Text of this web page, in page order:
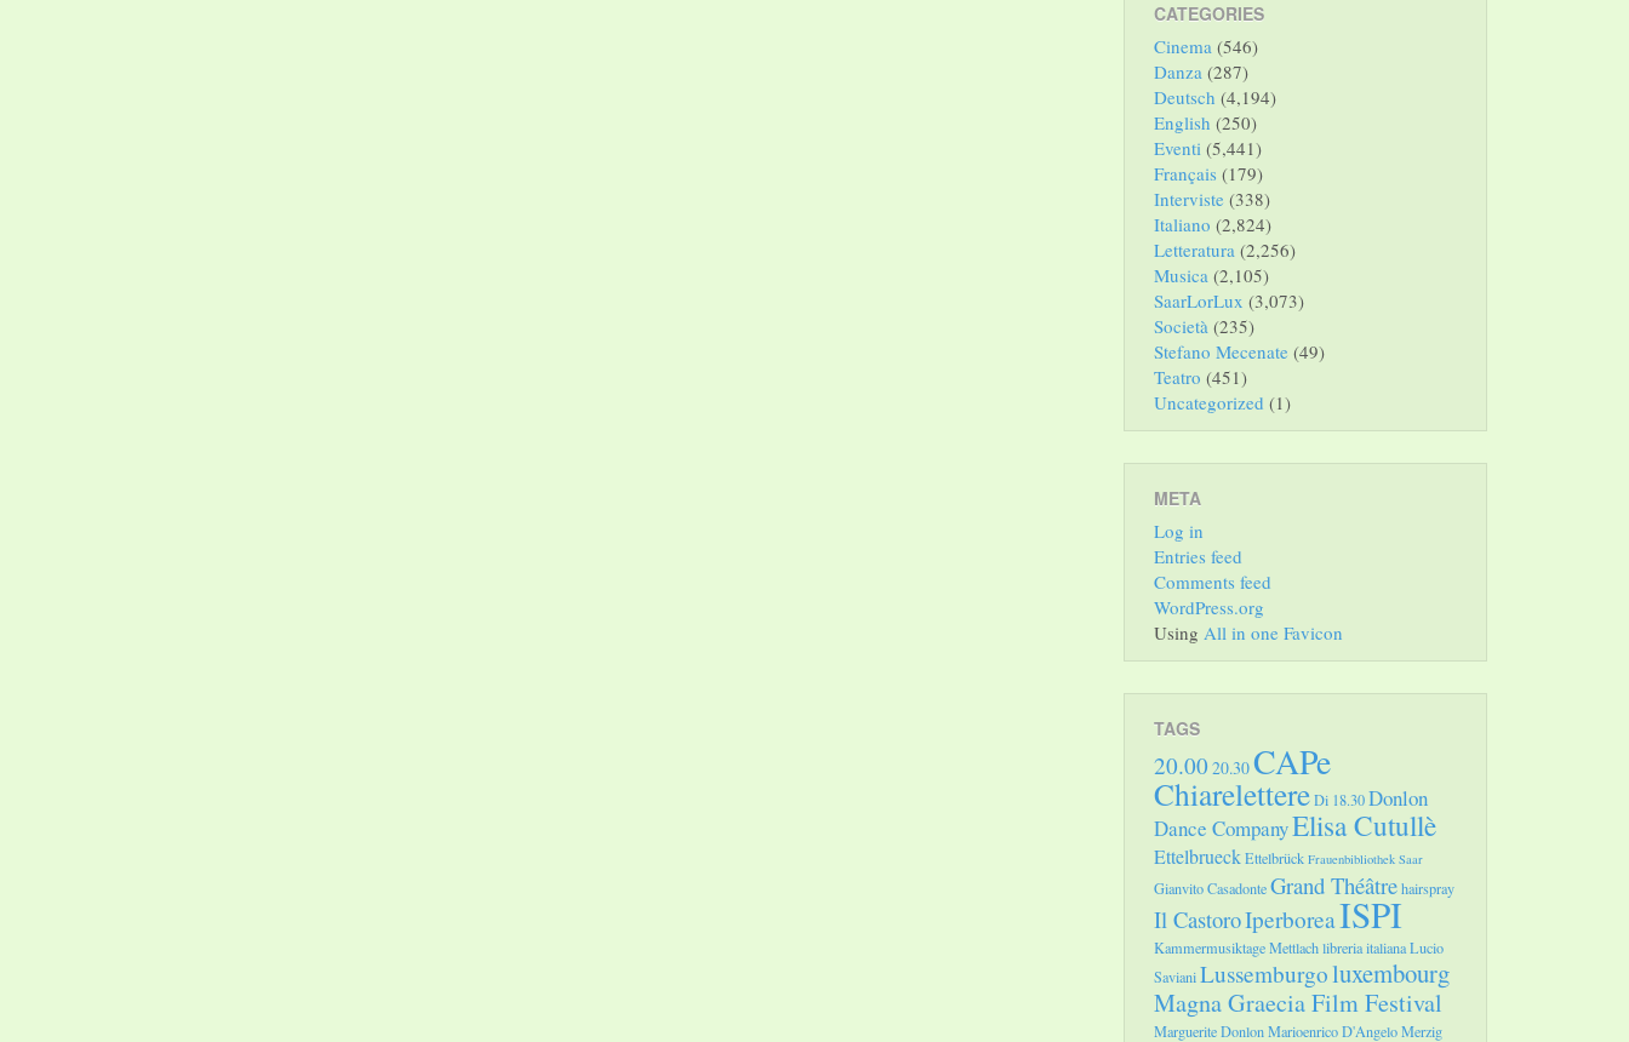
CATEGORIES
Cinema (546)
Danza (287)
Deutsch (4,194)
English (250)
Eventi (5,441)
Français (179)
Interviste (338)
Italiano (2,824)
Letteratura (2,256)
Musica (2,105)
SaarLorLux (3,073)
Società (235)
Stefano Mecenate (49)
Teatro (451)
Uncategorized (1)
META
Log in
Entries feed
Comments feed
WordPress.org
Using All in one Favicon
TAGS
20.00 20.30CAPe
ChiarelettereDi 18.30Donlon
Dance CompanyElisa Cutullè
EttelbrueckEttelbrück Frauenbibliothek Saar
Gianvito CasadonteGrand Théâtrehairspray
Il CastoroIperboreaISPI
Kammermusiktage Mettlachlibreria italianaLucio
SavianiLussemburgoluxembourg
Magna Graecia Film Festival
Marguerite DonlonMarioenrico D'AngeloMerzig